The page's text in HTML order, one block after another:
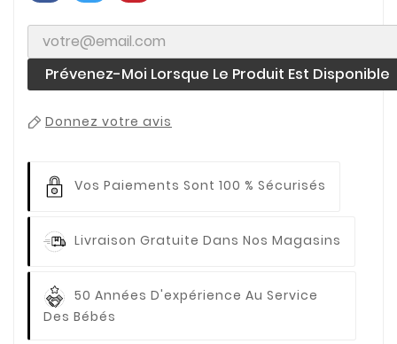
Prévenez-Moi Lorsque Le Produit Est Disponible
Donnez votre avis
Vos Paiements Sont 100 % Sécurisés
Livraison Gratuite Dans Nos Magasins
50 Années D'expérience Au Service
Des Bébés